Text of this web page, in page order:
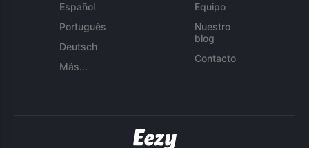
Español
Português
Deutsch
Más...
Equipo
Nuestro
blog
Contacto